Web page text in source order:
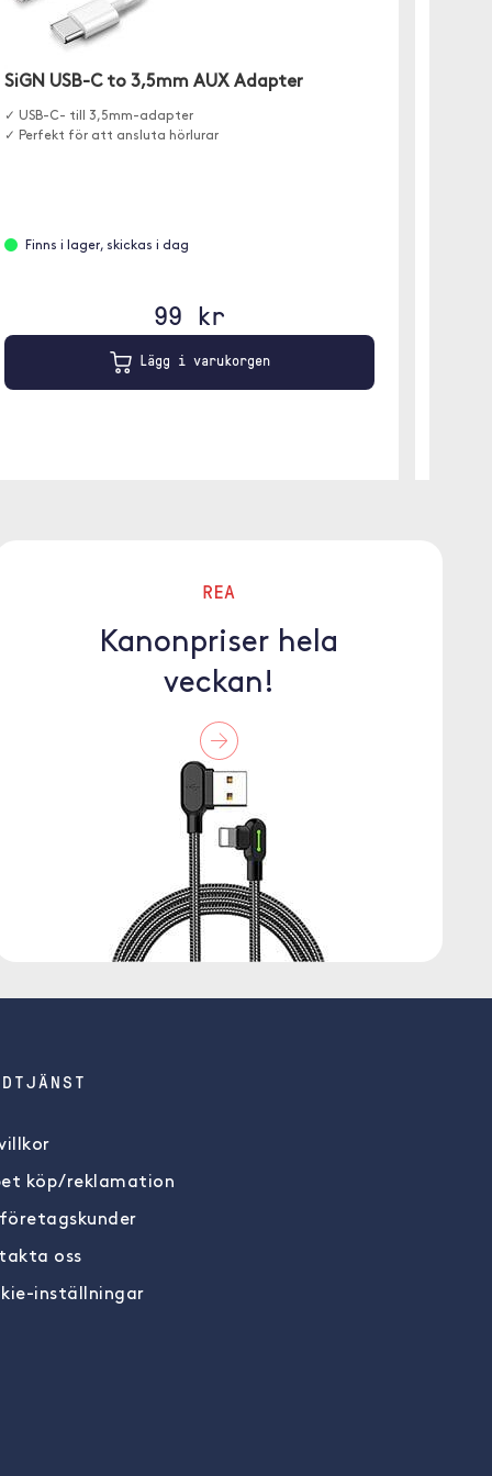
SiGN USB-C to 3,5mm AUX Adapter
✓ USB-C- till 3,5mm-adapter
✓ Perfekt för att ansluta hörlurar
Finns i lager, skickas i dag
99 kr
Lägg i varukorgen
REA
Kanonpriser hela
veckan!
köp/reklamation
oss
inställningar